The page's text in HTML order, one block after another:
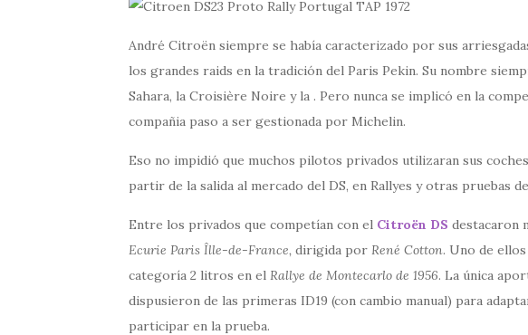
André Citroën siempre se había caracterizado por sus
los grandes raids en la tradición del Paris Pekin. Su nombre
Sahara, la Croisière Noire y la . Pero nunca se implicó en la
compañia paso a ser gestionada por Michelin.
Eso no impidió que muchos pilotos privados utilizaran sus
partir de la salida al mercado del DS, en Rallyes y otras pruebas
Entre los privados que competían con el Citroën DS destacaron
Ecurie Paris Îlle-de-France, dirigida por René Cotton. Uno de
categoría 2 litros en el Rallye de Montecarlo de 1956. La única
dispusieron de las primeras ID19 (con cambio manual) para
participar en la prueba.